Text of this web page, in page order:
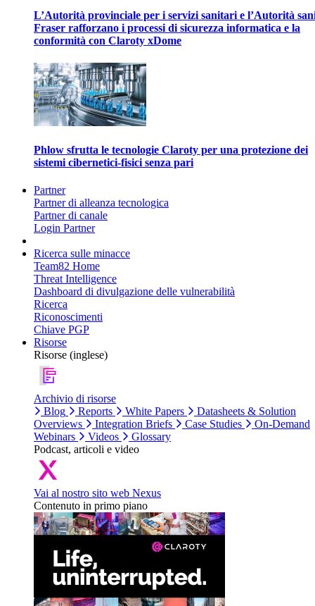
L’Autorità provinciale per i servizi sanitari e l’Autorità
Fraser rafforzano i processi di sicurezza informatica e la
conformità con Claroty xDome
Phlow sfrutta le tecnologie Claroty per una protezione dei
sistemi cibernetici-fisici senza pari
Partner
Partner di alleanza tecnologica
Partner di canale
Login Partner
Ricerca sulle minacce
Team82 Home
Threat Intelligence
Dashboard di divulgazione delle vulnerabilità
Ricerca
Riconoscimenti
Chiave PGP
Risorse
Risorse (inglese)
Archivio di risorse
Blog
Reports White Papers
Datasheets & Solution
Overviews
Integration Briefs Case Studies
On-Demand
Webinars
Videos
Glossary
Podcast, articoli e video
Vai al nostro sito web Nexus
Contenuto in primo piano